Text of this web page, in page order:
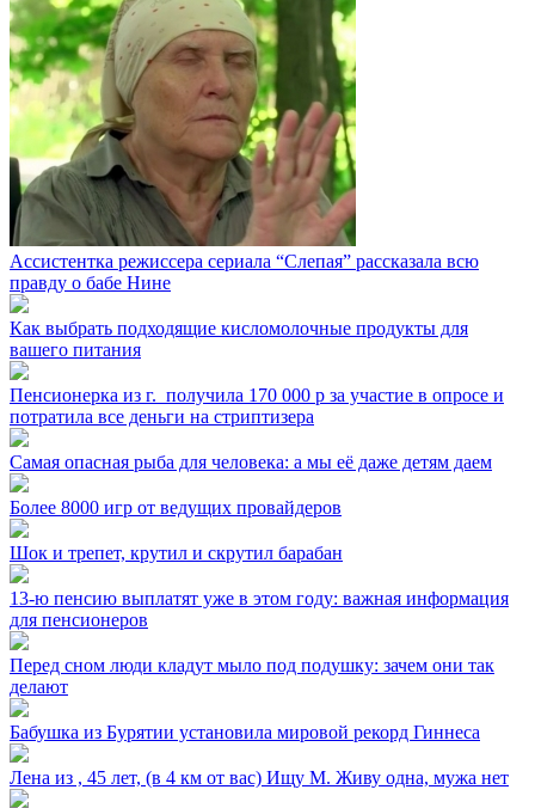
Ассистентка режиссера сериала “Слепая” рассказала всю
правду о бабе Нине
Как выбрать подходящие кисломолочные продукты для
вашего питания
Пенсионерка из г. ⁣ получила 170 000 р за участие в опросе и
потратила все деньги на стриптизера
Самая опасная рыба для человека: а мы её даже детям даем
Более 8000 игр от ведущих провайдеров
Шок и трепет, крутил и скрутил барабан
13-ю пенсию выплатят уже в этом году: важная информация
для пенсионеров
Перед сном люди кладут мыло под подушку: зачем они так
делают
Бабушка из Бурятии установила мировой рекорд Гиннеса
Лена из ⁣, 45 лет, (в 4 км от вас) Ищу М. Живу одна, мужа нет